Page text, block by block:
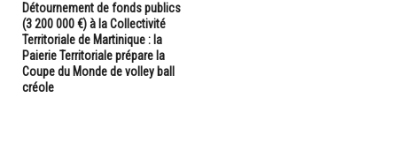
Détournement de fonds publics
(3 200 000 €) à la Collectivité
Territoriale de Martinique : la
Paierie Territoriale prépare la
Coupe du Monde de volley ball
créole